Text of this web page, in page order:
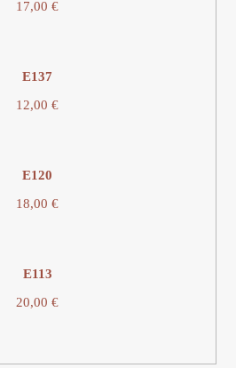
17,00 €
E137
12,00 €
E120
18,00 €
Ε113
20,00 €